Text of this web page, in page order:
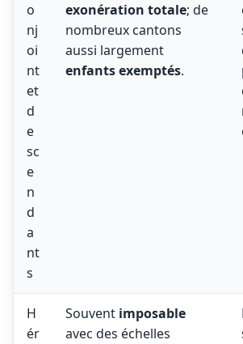
o
nj
oi
nt
et
d
e
sc
e
n
d
a
nt
s
exonération totale; de
nombreux cantons
aussi largement
enfants exemptés.
H
ér
Souvent imposable
avec des échelles